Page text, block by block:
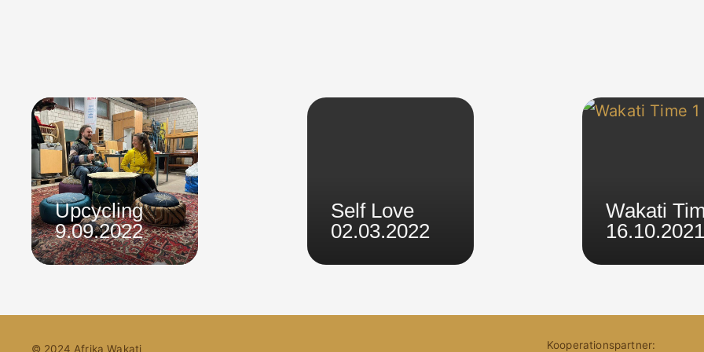
Upcycling
9.09.2022
Self Love
02.03.2022
Wakati
16.10.2021
© 2024 Afrika Wakati Kooperationspartner: